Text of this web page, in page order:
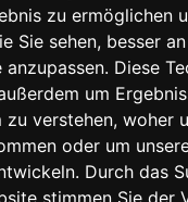
zu ermöglichen
Sie sehen, besser
anzupassen. Diese
um
zu verstehen, woher
oder um
Durch das
stimmen Sie der